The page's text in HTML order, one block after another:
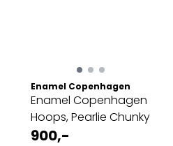
Enamel Copenhagen
Enamel Copenhagen
Hoops, Pearlie Chunky
900,-